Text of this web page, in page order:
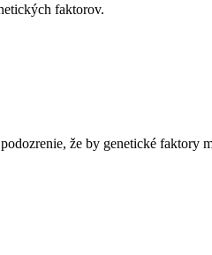
faktorov.
že by genetické faktory